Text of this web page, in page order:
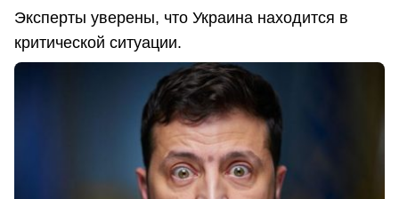
Эксперты уверены, что Украина находится в
критической ситуации.